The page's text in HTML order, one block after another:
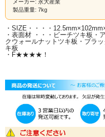
メーカー: 永大産業
製品重量: 7kg
・SIZE・・・・
・表面材 ・・・ビーチツキ板・
クウォールナットツキ板・ブラ
キ板
・F★★★★！